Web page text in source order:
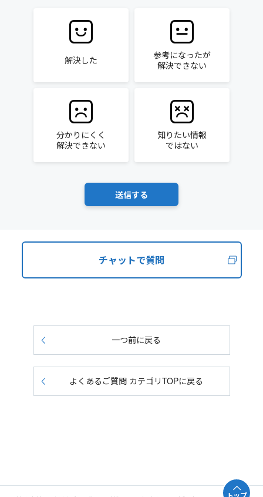
解決した
参考になったが
解決できない
分かりにくく
解決できない
知りたい情報
ではない
チャットで質問
一つ前に戻る
よくあるご質問 カテゴリTOPに戻る